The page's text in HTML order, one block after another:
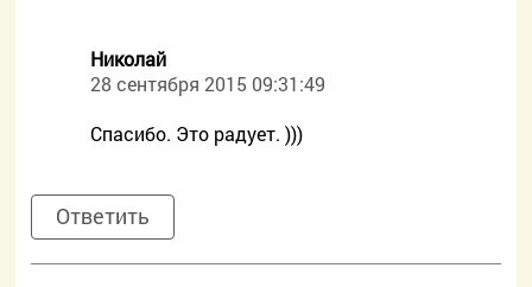
Николай
28 сентября 2015 09:31:49
Спасибо. Это радует. )))
Ответить